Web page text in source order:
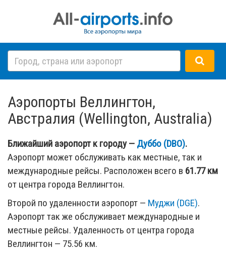
Аэропорты Веллингтон,
Австралия (Wellington, Australia)
Ближайший аэропорт к городу — Дуббо (DBO).
Аэропорт может обслуживать как местные, так и
международные рейсы. Расположен всего в 61.77 км
от центра города Веллингтон.
Второй по удаленности аэропорт — Муджи (DGE).
Аэропорт так же обслуживает международные и
местные рейсы. Удаленность от центра города
Веллингтон — 75.56 км.